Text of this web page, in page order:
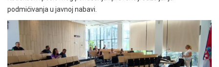
podmićivanja u javnoj nabavi.